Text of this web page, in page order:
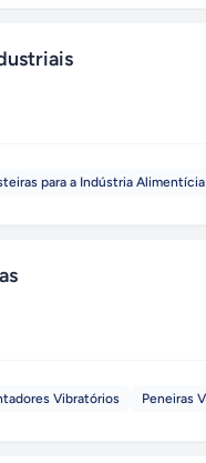
para a Indústria Alimentícia
Vibratórios Peneiras